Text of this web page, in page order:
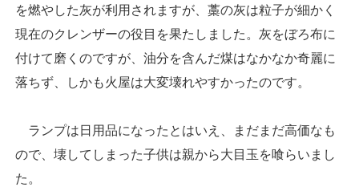
を燃やした灰が利用されますが、藁の灰は粒子が細かく
現在のクレンザーの役目を果たしました。灰をぼろ布に
付けて磨くのですが、油分を含んだ煤はなかなか奇麗に
落ちず、しかも火屋は大変壊れやすかったのです。
ランプは日用品になったとはいえ、まだまだ高価なも
ので、壊してしまった子供は親から大目玉を喰らいまし
た。